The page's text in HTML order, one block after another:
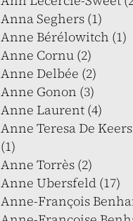
Anna Seghers (1)
Anne Bérélowitch (1)
Anne Cornu (2)
Anne Delbée (2)
Anne Gonon (3)
Anne Laurent (4)
Anne Teresa De
(1)
Anne Torrès (2)
Anne Ubersfeld (17)
Anne-François